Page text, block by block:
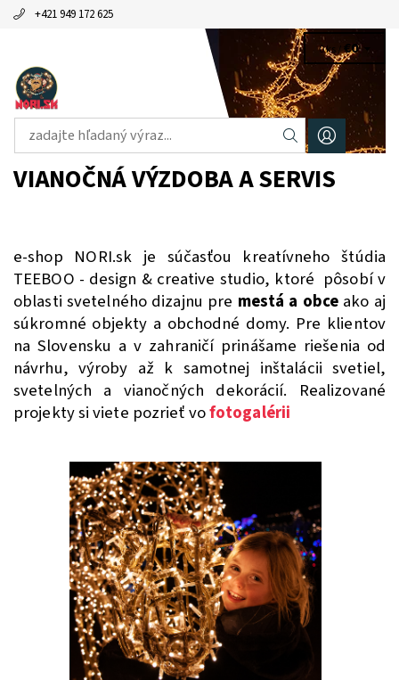
+421 949 172 625
0 ks /€0
VIANOČNÁ VÝZDOBA A SERVIS
e-shop NORI.sk je súčasťou kreatívneho štúdia
TEEBOO - design & creative studio, ktoré pôsobí v
oblasti svetelného dizajnu pre mestá a obce ako aj
súkromné objekty a obchodné domy. Pre klientov
na Slovensku a v zahraničí prinášame riešenia od
návrhu, výroby až k samotnej inštalácii svetiel,
svetelných a vianočných dekorácií. Realizované
projekty si viete pozrieť vofotogalérii